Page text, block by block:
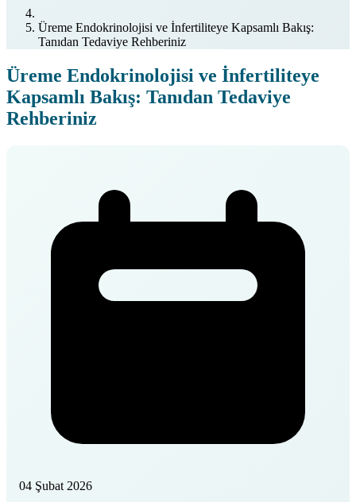
Üreme Endokrinolojisi ve İnfertiliteye Kapsamlı Bakış:
Tanıdan Tedaviye Rehberiniz
Üreme Endokrinolojisi ve İnfertiliteye
Kapsamlı Bakış: Tanıdan Tedaviye
Rehberiniz
04 Şubat 2026